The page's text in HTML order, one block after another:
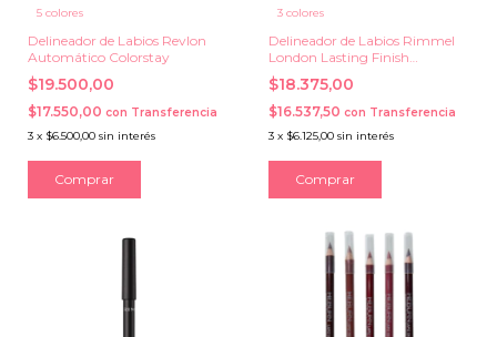
5 colores
Delineador de Labios Revlon
Automático Colorstay
$19.500,00
$17.550,00 con Transferencia
3 x $6.500,00 sin interés
Comprar
3 colores
Delineador de Labios Rimmel
London Lasting Finish
Exaggerate Retractil
$18.375,00
$16.537,50 con Transferencia
3 x $6.125,00 sin interés
Comprar